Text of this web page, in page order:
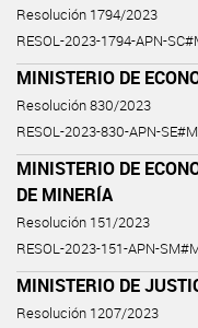
Resolución 1794/2023
RESOL-2023-1794-APN-
MINISTERIO DE
Resolución 830/2023
RESOL-2023-830-APN-
MINISTERIO DE
DE MINERÍA
Resolución 151/2023
RESOL-2023-151-APN-
MINISTERIO DE
Resolución 1207/2023